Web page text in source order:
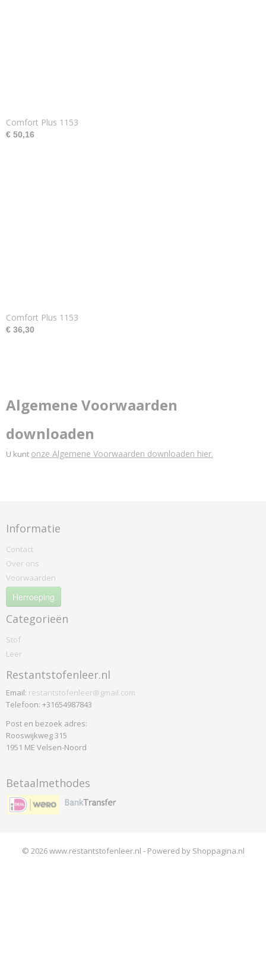
Comfort Plus 1153
€ 50,16
Comfort Plus 1153
€ 36,30
Algemene Voorwaarden
downloaden
U kunt onze Algemene Voorwaarden downloaden hier.
Informatie
Contact
Over ons
Voorwaarden
Herroeping
Categorieën
Stof
Leer
Restantstofenleer.nl
Email: restantstofenleer@gmail.com
Telefoon: +31654987843
Post en bezoek adres:
Rooswijkweg 315
1951 ME Velsen-Noord
Betaalmethodes
© 2026 www.restantstofenleer.nl - Powered by Shoppagina.nl